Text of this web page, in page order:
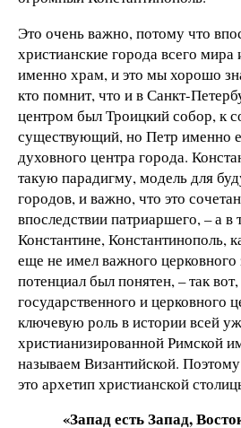
Это очень важно, потому что
христианские города всего
именно храм, и это мы хорошо
кто помнит, что и в Санкт-
центром был Троицкий собор, к
существующий, но Петр именно
духовного центра города.
такую парадигму, модель для
городов, и важно, что это
впоследствии патриаршего, – а в
Константине, Константинополь,
еще не имел важного церковного
потенциал был понятен, – так
государственного и церковного
ключевую роль в истории всей
христианизированной Римской
называем Византийской.
это архетип христианской
«Запад есть Запад,